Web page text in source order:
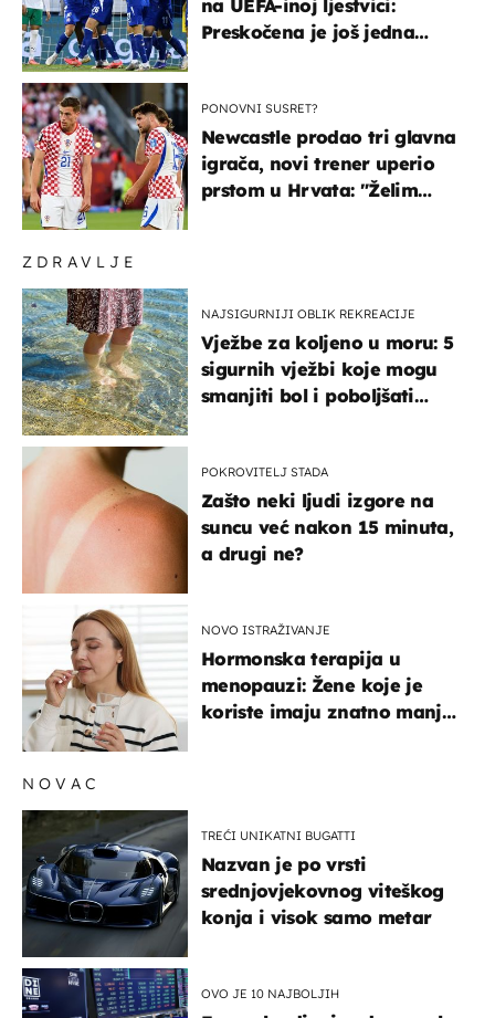
ZDRAVLJE
NAJSIGURNIJI OBLIK REKREACIJE
Vježbe za koljeno u moru: 5
sigurnih vježbi koje mogu
smanjiti bol i poboljšati
POKROVITELJ STADA
Zašto neki ljudi izgore na
suncu već nakon 15 minuta,
a drugi ne?
NOVO ISTRAŽIVANJE
Hormonska terapija u
menopauzi: Žene koje je
koriste imaju znatno manji
na UEFA-inoj ljestvici:
Preskočena je još jedna
PONOVNI SUSRET?
Newcastle prodao tri glavna
igrača, novi trener uperio
prstom u Hrvata: "Želim
NOVAC
TREĆI UNIKATNI BUGATTI
Nazvan je po vrsti
srednjovjekovnog viteškog
konja i visok samo metar
OVO JE 10 NAJBOLJIH